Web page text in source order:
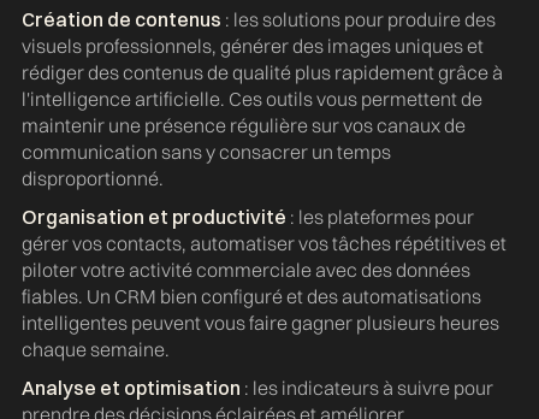
Création de contenus : les solutions pour produire des
visuels professionnels, générer des images uniques et
rédiger des contenus de qualité plus rapidement grâce à
l'intelligence artificielle. Ces outils vous permettent de
maintenir une présence régulière sur vos canaux de
communication sans y consacrer un temps
disproportionné.
Organisation et productivité : les plateformes pour
gérer vos contacts, automatiser vos tâches répétitives et
piloter votre activité commerciale avec des données
fiables. Un CRM bien configuré et des automatisations
intelligentes peuvent vous faire gagner plusieurs heures
chaque semaine.
Analyse et optimisation : les indicateurs à suivre pour
prendre des décisions éclairées et améliorer